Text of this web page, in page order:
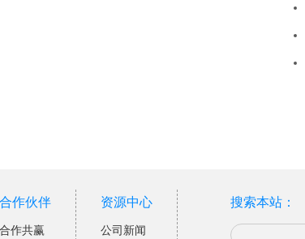
合作伙伴
合作共赢
资源中心
公司新闻
搜索本站：